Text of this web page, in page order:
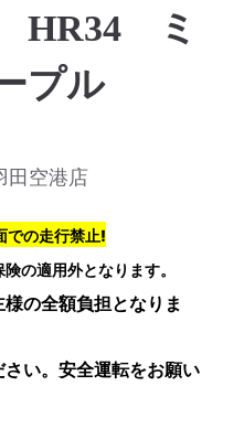
HR34 ミ
プル
空港店
での走行禁止!
の適用外となります。
の全額負担となりま
い。安全運転をお願い